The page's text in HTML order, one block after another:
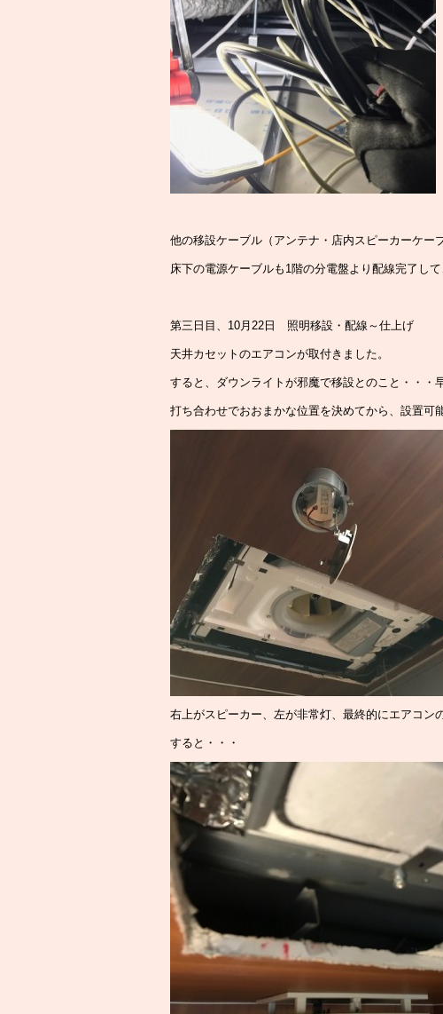
他の移設ケーブル（アンテナ・店内スピーカーケー
床下の電源ケーブルも1階の分電盤より配線完了して
第三日目、10月22日 照明移設・配線～仕上げ
天井カセットのエアコンが取付きました。
すると、ダウンライトが邪魔で移設とのこと・・・
打ち合わせでおおまかな位置を決めてから、設置可
右上がスピーカー、左が非常灯、最終的にエアコン
すると・・・